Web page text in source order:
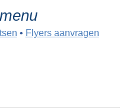
• Flyers aanvragen